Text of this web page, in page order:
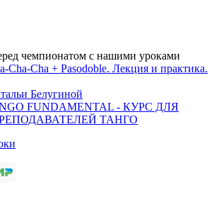
чемпионатом с нашими уроками
Cha-Cha + Pasodoble. Лекция и практика.
Белугиной
FUNDAMENTAL - КУРС ДЛЯ
ТАНГО